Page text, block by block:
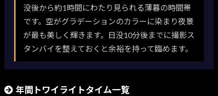
没後から約1時間にわたり見られる薄暮の時間帯
です。空がグラデーションのカラーに染まり夜景
が最も美しく輝きます。日没10分後までに撮影ス
タンバイを整えておくと余裕を持って臨めます。
年間トワイライトタイム一覧